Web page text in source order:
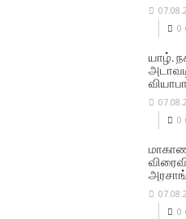
0
யாழ்.
0
0